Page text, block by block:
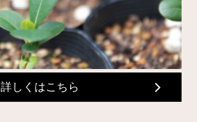
詳しくはこちら